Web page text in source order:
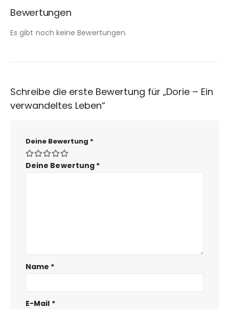
Bewertungen
Es gibt noch keine Bewertungen.
Schreibe die erste Bewertung für „Dorie – Ein
verwandeltes Leben“
Deine Bewertung *
Deine Bewertung *
Name *
E-Mail *